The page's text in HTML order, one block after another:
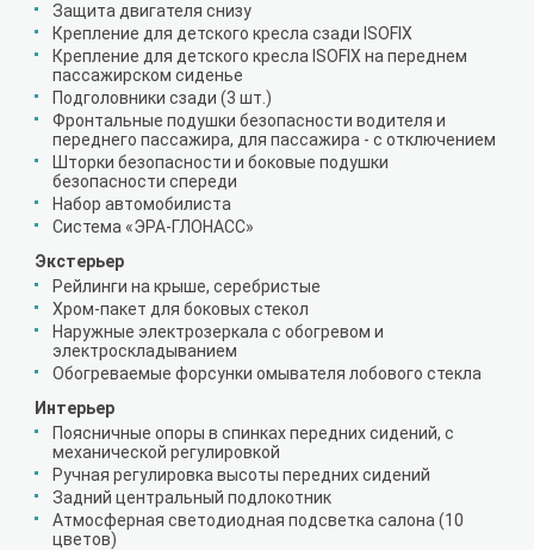
Защита двигателя снизу
Крепление для детского кресла сзади ISOFIX
Крепление для детского кресла ISOFIX на переднем
пассажирском сиденье
Подголовники сзади (3 шт.)
Фронтальные подушки безопасности водителя и
переднего пассажира, для пассажира - с отключением
Шторки безопасности и боковые подушки
безопасности спереди
Набор автомобилиста
Система «ЭРА-ГЛОНАСС»
Экстерьер
Рейлинги на крыше, серебристые
Хром-пакет для боковых стекол
Наружные электрозеркала с обогревом и
электроскладыванием
Обогреваемые форсунки омывателя лобового стекла
Интерьер
Поясничные опоры в спинках передних сидений, с
механической регулировкой
Ручная регулировка высоты передних сидений
Задний центральный подлокотник
Атмосферная светодиодная подсветка салона (10
цветов)